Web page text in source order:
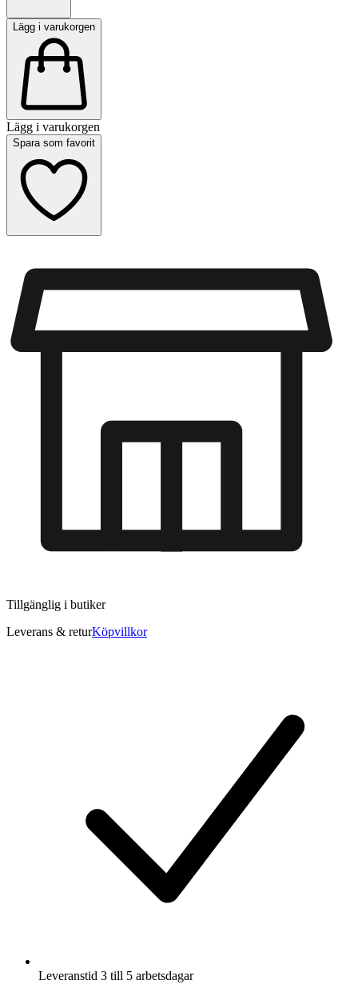
Lägg i varukorgen
Lägg i varukorgen
Spara som favorit
Tillgänglig i butiker
Leverans & returKöpvillkor
Leveranstid 3 till 5 arbetsdagar